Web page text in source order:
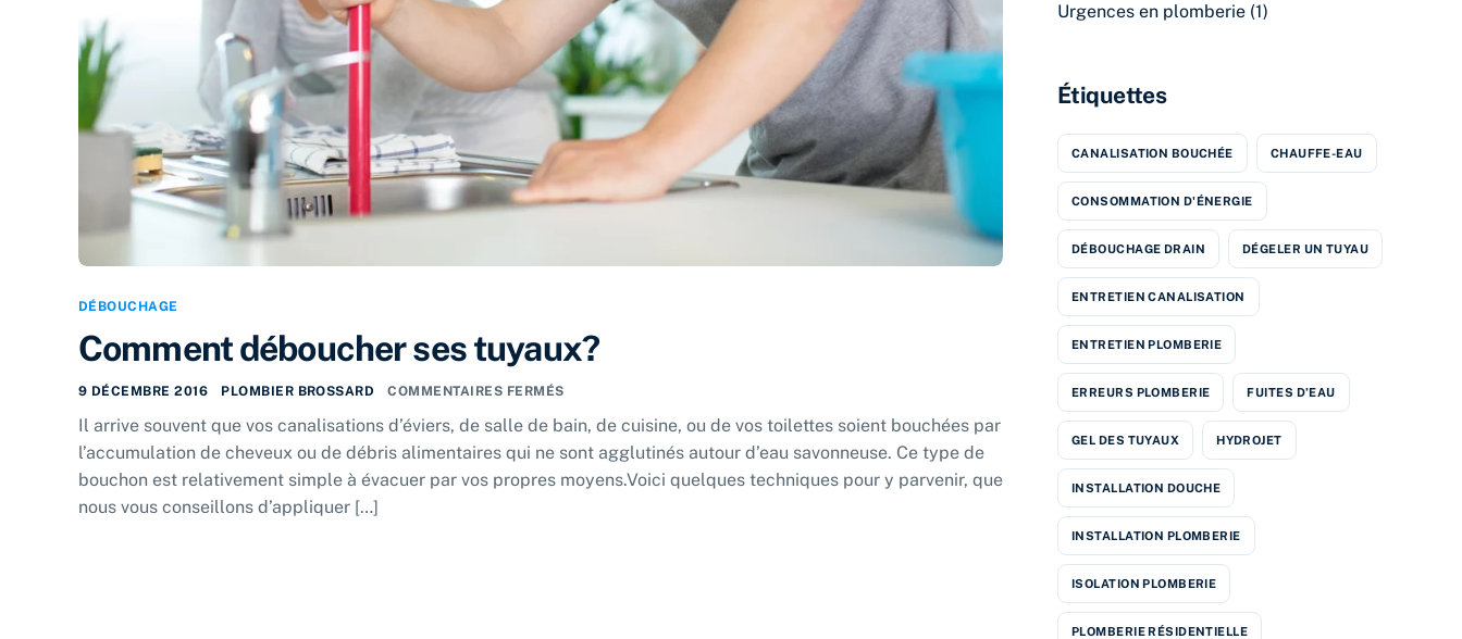
DÉBOUCHAGE
Comment déboucher ses tuyaux?
9 DÉCEMBRE 2016 PLOMBIER BROSSARD COMMENTAIRES FERMÉS
Il arrive souvent que vos canalisations d’éviers, de salle de bain, de cuisine, ou de vos toilettes soient bouchées par
l’accumulation de cheveux ou de débris alimentaires qui ne sont agglutinés autour d’eau savonneuse. Ce type de
bouchon est relativement simple à évacuer par vos propres moyens.​Voici quelques techniques pour y parvenir, que
nous vous conseillons d’appliquer […]
Urgences en plomberie (1)
Étiquettes
CANALISATION BOUCHÉE CHAUFFE-EAU
CONSOMMATION D'ÉNERGIE
DÉBOUCHAGE DRAIN DÉGELER UN TUYAU
ENTRETIEN CANALISATION
ENTRETIEN PLOMBERIE
ERREURS PLOMBERIE FUITES D’EAU
GEL DES TUYAUX HYDROJET
INSTALLATION DOUCHE
INSTALLATION PLOMBERIE
ISOLATION PLOMBERIE
PLOMBERIE RÉSIDENTIELLE